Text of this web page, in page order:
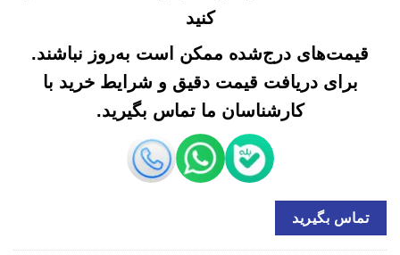
کنید
قیمت‌های درج‌شده ممکن است به‌روز نباشند.
برای دریافت قیمت دقیق و شرایط خرید با
کارشناسان ما تماس بگیرید.
تماس بگیرید